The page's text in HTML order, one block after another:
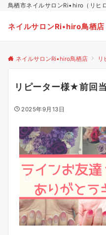
鳥栖市ネイルサロンRi•hiro（リヒロ
ネイルサロンRi•hiro鳥栖店
ネイルサロンRi•hiro鳥栖店 リ
リピーター様★前回
2025年9月13日